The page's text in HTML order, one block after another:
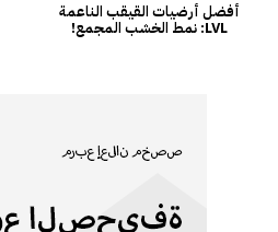
أفضل أرضيات القيقب الناعمة
LVL: نمط الخشب المجمع!